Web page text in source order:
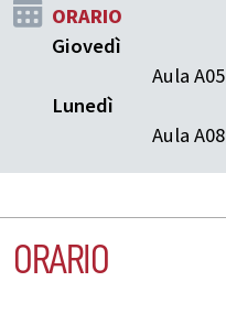
ORARIO
Giovedì
Aula A05
Lunedì
Aula A08
ORARIO